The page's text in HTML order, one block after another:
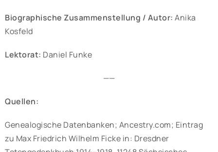
Biographische Zusammenstellung / Autor: Anika
Kosfeld
Lektorat: Daniel Funke
——
Quellen:
Genealogische Datenbanken; Ancestry.com; Eintrag
zu Max Friedrich Wilhelm Ficke in: Dresdner